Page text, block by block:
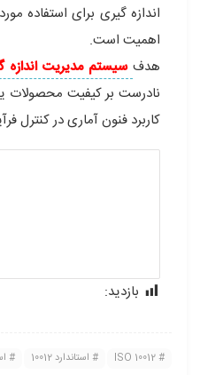
اندازه گیری برای استفاده
اهمیت است.
هدفسیستم مدیریت اندازه
نادرست بر کیفیت محصولات
کاربرد فنون آماری در کنترل
بازدید:
ISO 10012 استاندارد 10012